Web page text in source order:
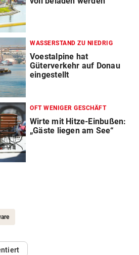
WASSERSTAND ZU NIEDRIG
Voestalpine hat
Güterverkehr auf Donau
eingestellt
OFT WENIGER GESCHÄFT
Wirte mit Hitze-Einbußen:
„Gäste liegen am See“